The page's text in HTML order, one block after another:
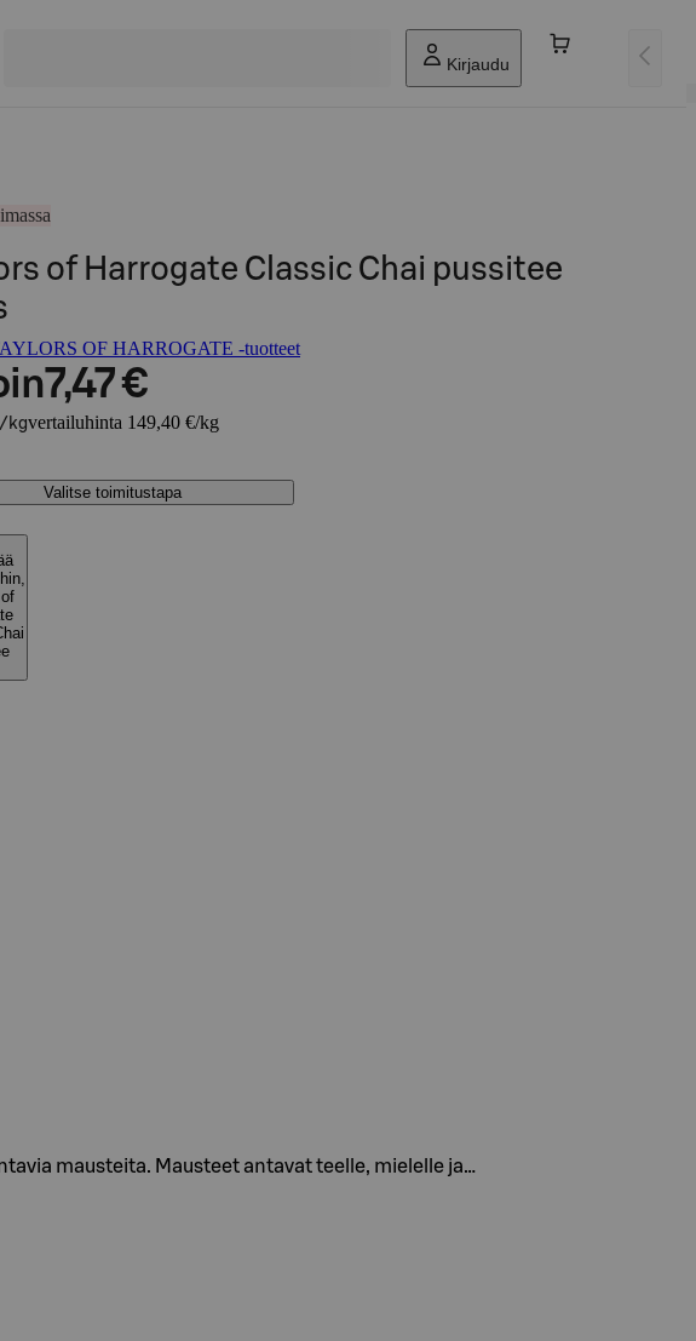
Kirjaudu
of Harrogate Classic Chai pussitee
OF HARROGATE -tuotteet
7,47 €
kgvertailuhinta 149,40 €/kg
Valitse toimitustapa
mausteita. Mausteet antavat teelle, mielelle ja…